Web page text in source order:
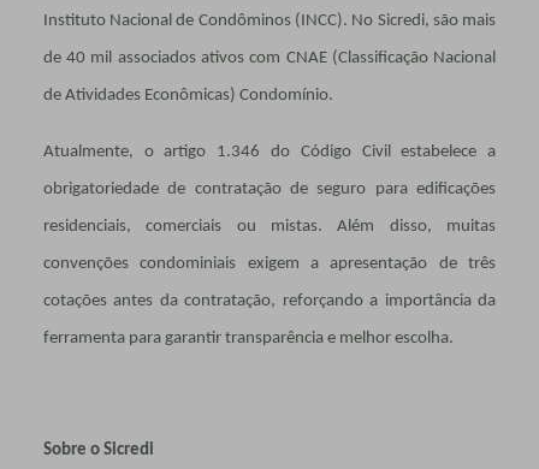
Instituto Nacional de Condôminos (INCC). No Sicredi, são mais
de 40 mil associados ativos com CNAE (Classificação Nacional
de Atividades Econômicas) Condomínio.
Atualmente, o artigo 1.346 do Código Civil estabelece a
obrigatoriedade de contratação de seguro para edificações
residenciais, comerciais ou mistas. Além disso, muitas
convenções condominiais exigem a apresentação de três
cotações antes da contratação, reforçando a importância da
ferramenta para garantir transparência e melhor escolha.
Sobre o Sicredi